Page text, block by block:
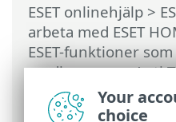
ESET onlinehjälp >
arbeta med ESET
ESET-funktioner
medlemmen>Anti-
skyddas av Anti-Theft
Android-användare
Your
choice